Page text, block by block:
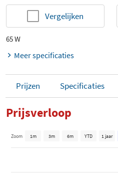
Vergelijken
65 W
Meer specificaties
Prijzen Specificaties
Prijsverloop
Zoom 1m 3m 6m YTD 1 jaar